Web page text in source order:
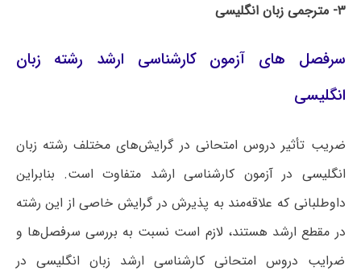
۳- مترجمی زبان انگلیسی
سرفصل های آزمون کارشناسی ارشد رشته زبان
انگلیسی
ضریب تأثیر دروس امتحانی در گرایش‌های مختلف رشته زبان
انگلیسی در آزمون کارشناسی ارشد متفاوت است. بنابراین
داوطلبانی که علاقه‌مند به پذیرش در گرایش خاصی از این رشته
در مقطع ارشد هستند، لازم است نسبت به بررسی سرفصل‌ها و
ضرایب دروس امتحانی کارشناسی ارشد زبان انگلیسی در